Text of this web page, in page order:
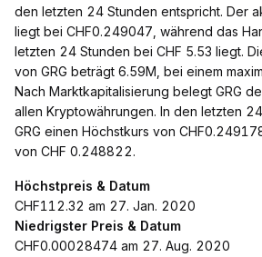
den letzten 24 Stunden entspricht. Der
liegt bei CHF0.249047, während das
letzten 24 Stunden bei CHF 5.53 liegt.
von GRG beträgt 6.59M, bei einem
Nach Marktkapitalisierung belegt GRG
allen Kryptowährungen. In den letzten
GRG einen Höchstkurs von
von CHF 0.248822.
Höchstpreis & Datum
CHF112.32 am 27. Jan. 2020
Niedrigster Preis & Datum
CHF0.00028474 am 27. Aug. 2020